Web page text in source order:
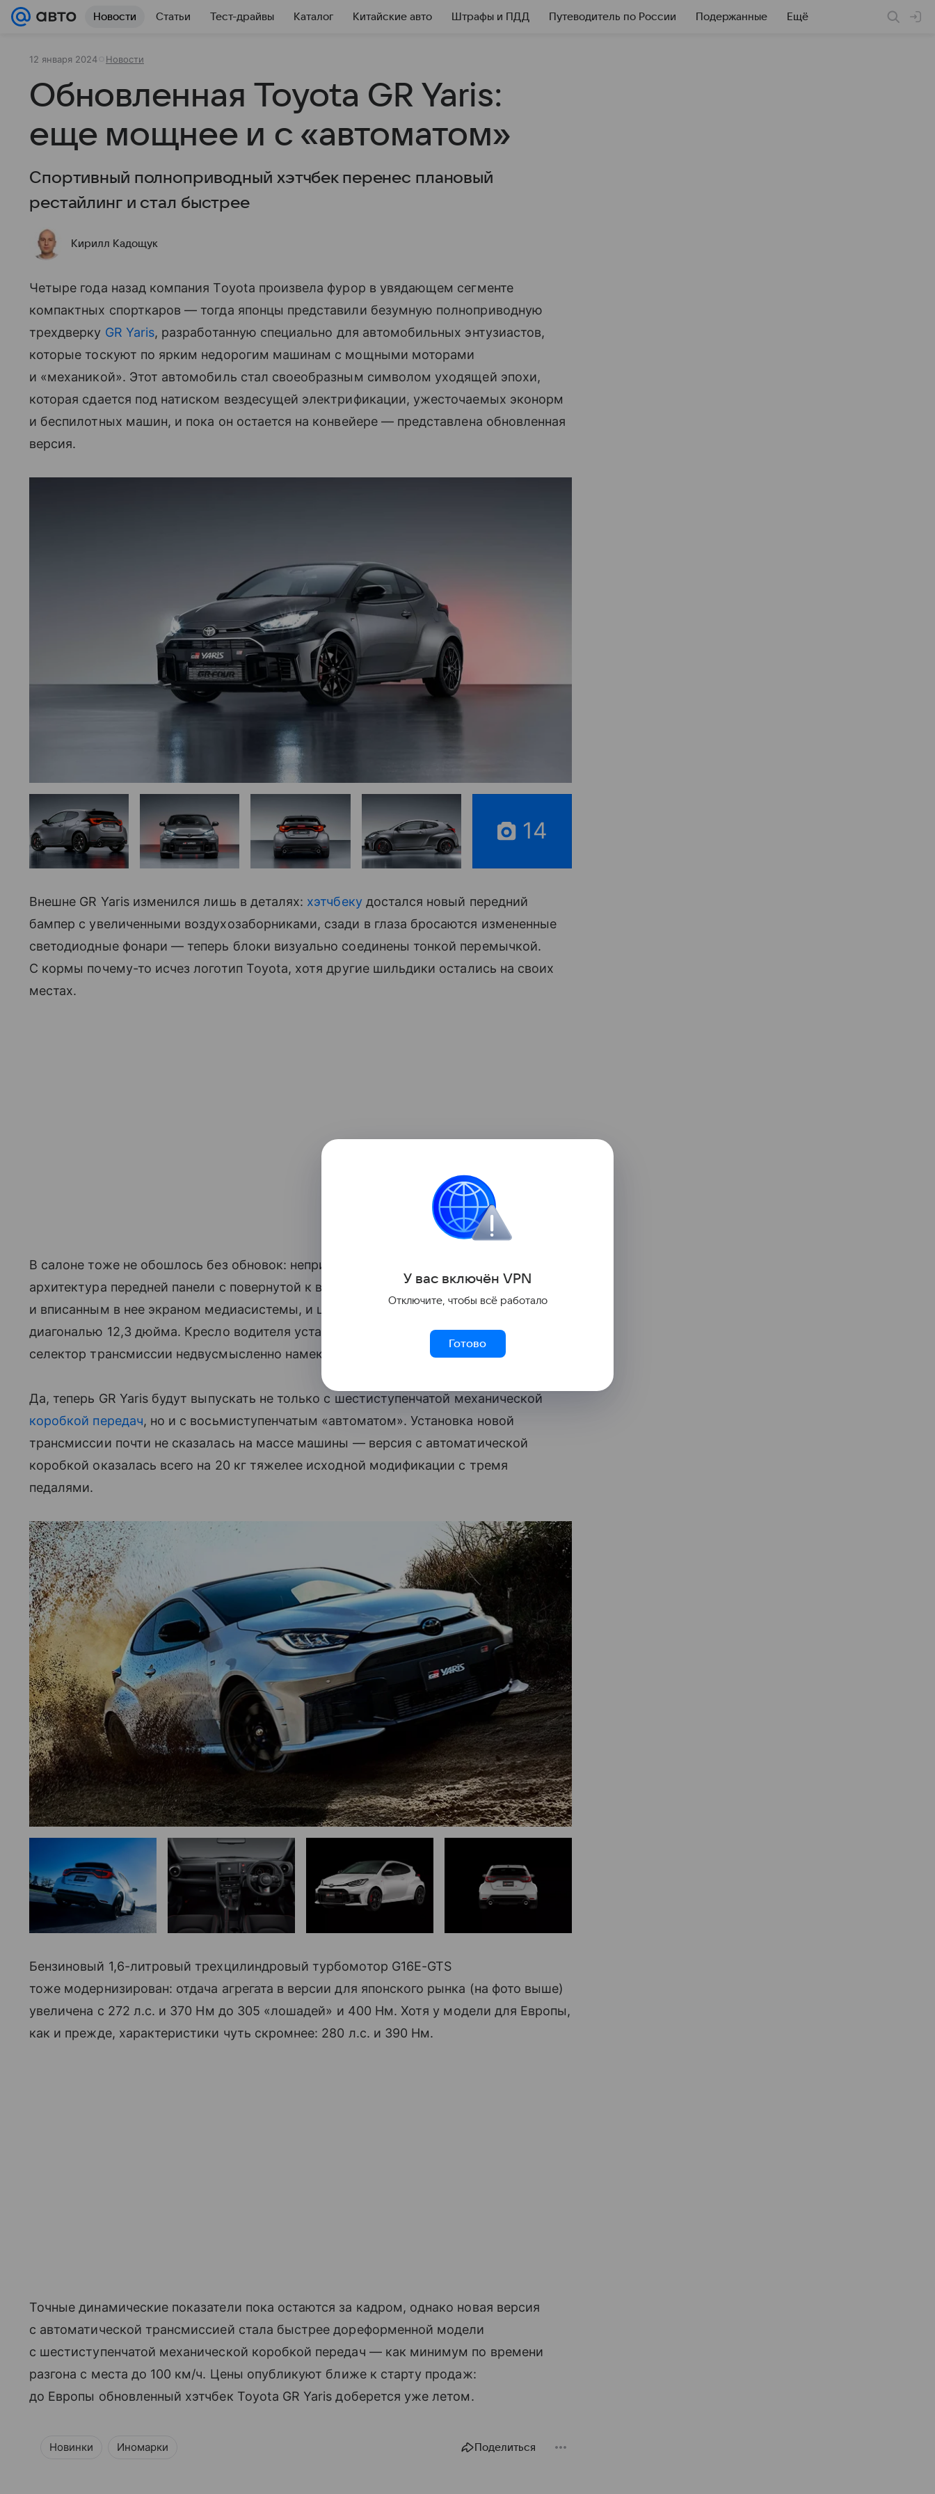
Новости Статьи Тест-драйвы Каталог Китайские авто Штрафы и ПДД Путеводитель по России Подержанные Ещё
12 января 2024 Новости
Обновленная Toyota GR Yaris:
еще мощнее и с «автоматом»
Спортивный полноприводный хэтчбек перенес плановый
рестайлинг и стал быстрее
Кирилл Кадощук
Четыре года назад компания Toyota произвела фурор в увядающем сегменте
компактных спорткаров — тогда японцы представили безумную полноприводную
трехдверку GR Yaris, разработанную специально для автомобильных энтузиастов,
которые тоскуют по ярким недорогим машинам с мощными моторами
и «механикой». Этот автомобиль стал своеобразным символом уходящей эпохи,
которая сдается под натиском вездесущей электрификации, ужесточаемых эконорм
и беспилотных машин, и пока он остается на конвейере — представлена обновленная
версия.
14
Внешне GR Yaris изменился лишь в деталях: хэтчбекудостался новый передний
бампер с увеличенными воздухозаборниками, сзади в глаза бросаются измененные
светодиодные фонари — теперь блоки визуально соединены тонкой перемычкой.
С кормы почему-то исчез логотип Toyota, хотя другие шильдики остались на своих
местах.
В салоне тоже не обошлось без обновок: непривычно смотрится и пересмотренная
архитектура передней панели с повернутой к водителю центральной секцией
и вписанным в нее экраном медиасистемы, и цифровая приборка с дисплеем
диагональю 12,3 дюйма. Кресло водителя установлено на 25 мм ниже, а новый
селектор трансмиссии недвусмысленно намекает на технические доработки.
Да, теперь GR Yaris будут выпускать не только с шестиступенчатой механической
коробкой передач, но и с восьмиступенчатым «автоматом». Установка новой
трансмиссии почти не сказалась на массе машины — версия с автоматической
коробкой оказалась всего на 20 кг тяжелее исходной модификации с тремя
педалями.
Бензиновый 1,6-литровый трехцилиндровый турбомотор G16E-GTS
тоже модернизирован: отдача агрегата в версии для японского рынка (на фото выше)
увеличена с 272 л.с. и 370 Нм до 305 «лошадей» и 400 Нм. Хотя у модели для Европы,
как и прежде, характеристики чуть скромнее: 280 л.с. и 390 Нм.
Точные динамические показатели пока остаются за кадром, однако новая версия
с автоматической трансмиссией стала быстрее дореформенной модели
с шестиступенчатой механической коробкой передач — как минимум по времени
разгона с места до 100 км/ч. Цены опубликуют ближе к старту продаж:
до Европы обновленный хэтчбек Toyota GR Yaris доберется уже летом.
Новинки Иномарки Поделиться
У вас включён VPN
Отключите, чтобы всё работало
Готово